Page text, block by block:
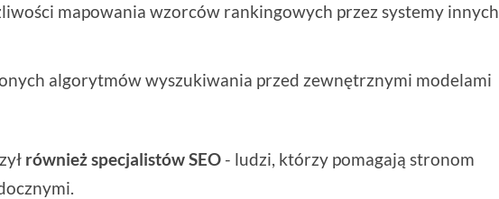
mapowania wzorców rankingowych przez systemy innych
algorytmów wyszukiwania przed zewnętrznymi modelami
również specjalistów SEO - ludzi, którzy pomagają stronom